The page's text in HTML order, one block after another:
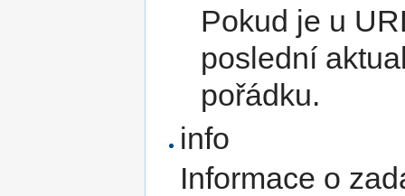
Pokud je u
poslední
pořádku.
info
Informace o